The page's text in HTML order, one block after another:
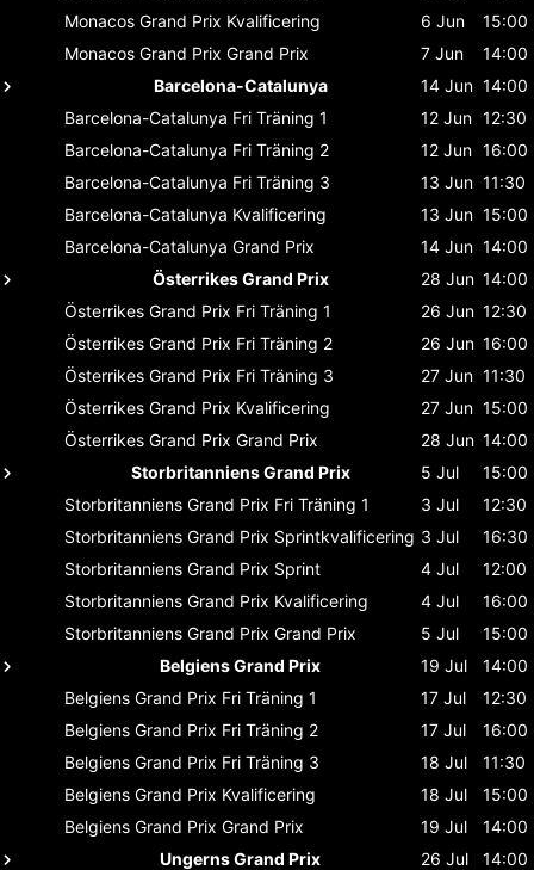
Monacos Grand Prix Kvalificering 6 Jun
15:00
Monacos Grand Prix Grand Prix 7 Jun
14:00
Barcelona-Catalunya
14 Jun 14:00
Barcelona-Catalunya Fri Träning 1 12 Jun 12:30
Barcelona-Catalunya Fri Träning 2 12 Jun 16:00
Barcelona-Catalunya Fri Träning 3 13 Jun 11:30
Barcelona-Catalunya Kvalificering 13 Jun 15:00
Barcelona-Catalunya Grand Prix 14 Jun 14:00
Österrikes Grand Prix
28 Jun 14:00
Österrikes Grand Prix Fri Träning 1 26 Jun 12:30
Österrikes Grand Prix Fri Träning 2 26 Jun 16:00
Österrikes Grand Prix Fri Träning 3 27 Jun 11:30
Österrikes Grand Prix Kvalificering 27 Jun 15:00
Österrikes Grand Prix Grand Prix 28 Jun 14:00
Storbritanniens Grand Prix
5 Jul
15:00
Storbritanniens Grand Prix Fri Träning 1 3 Jul
12:30
Storbritanniens Grand Prix Sprintkvalificering 3 Jul
16:30
Storbritanniens Grand Prix Sprint 4 Jul
12:00
Storbritanniens Grand Prix Kvalificering 4 Jul
16:00
Storbritanniens Grand Prix Grand Prix 5 Jul
15:00
Belgiens Grand Prix
19 Jul
14:00
Belgiens Grand Prix Fri Träning 1 17 Jul
12:30
Belgiens Grand Prix Fri Träning 2 17 Jul
16:00
Belgiens Grand Prix Fri Träning 3 18 Jul
11:30
Belgiens Grand Prix Kvalificering 18 Jul
15:00
Belgiens Grand Prix Grand Prix 19 Jul
14:00
Ungerns Grand Prix
26 Jul
14:00